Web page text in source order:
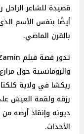
قصيدة للشاعر الراحل
أيضًا بنفس الأسم
بالقرن الماضي.
والرومانسية حول
ريكشا في ولاية
رزقه ولقمة العيش
ديونه وإنقاذ أرضه
الأحداث.